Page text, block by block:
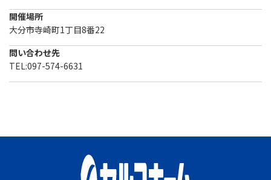
開催場所
大分市寺崎町1丁目8番22
問い合わせ先
TEL:097-574-6631